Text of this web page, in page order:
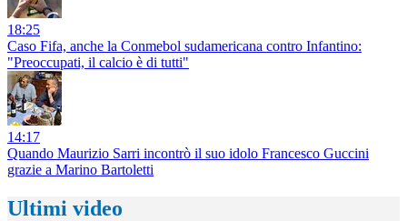
18:25
Caso Fifa, anche la Conmebol sudamericana contro Infantino:
"Preoccupati, il calcio è di tutti"
14:17
Quando Maurizio Sarri incontrò il suo idolo Francesco Guccini
grazie a Marino Bartoletti
Ultimi video